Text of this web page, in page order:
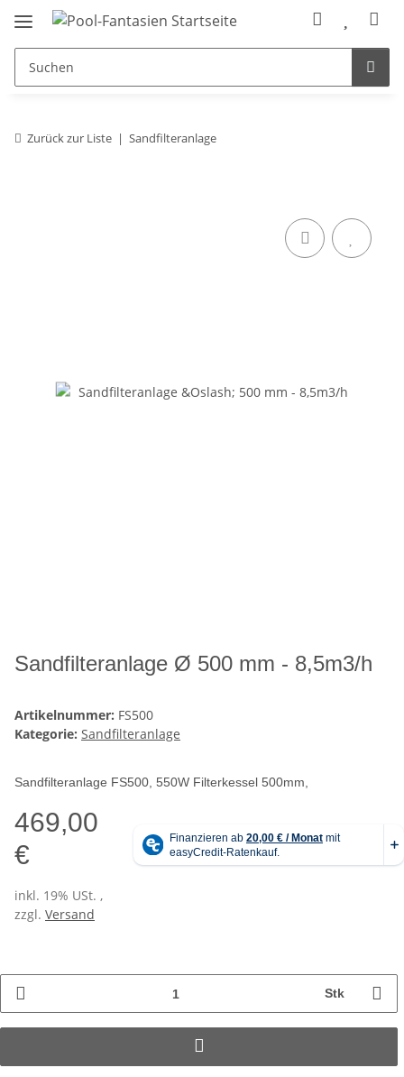
Zurück zur Liste Sandfilteranlage
Sandfilteranlage Ø 500 mm - 8,5m3/h
Artikelnummer: FS500
Kategorie: Sandfilteranlage
Sandfilteranlage FS500, 550W Filterkessel 500mm,
469,00
€
inkl. 19% USt. ,
zzgl. Versand
Stk